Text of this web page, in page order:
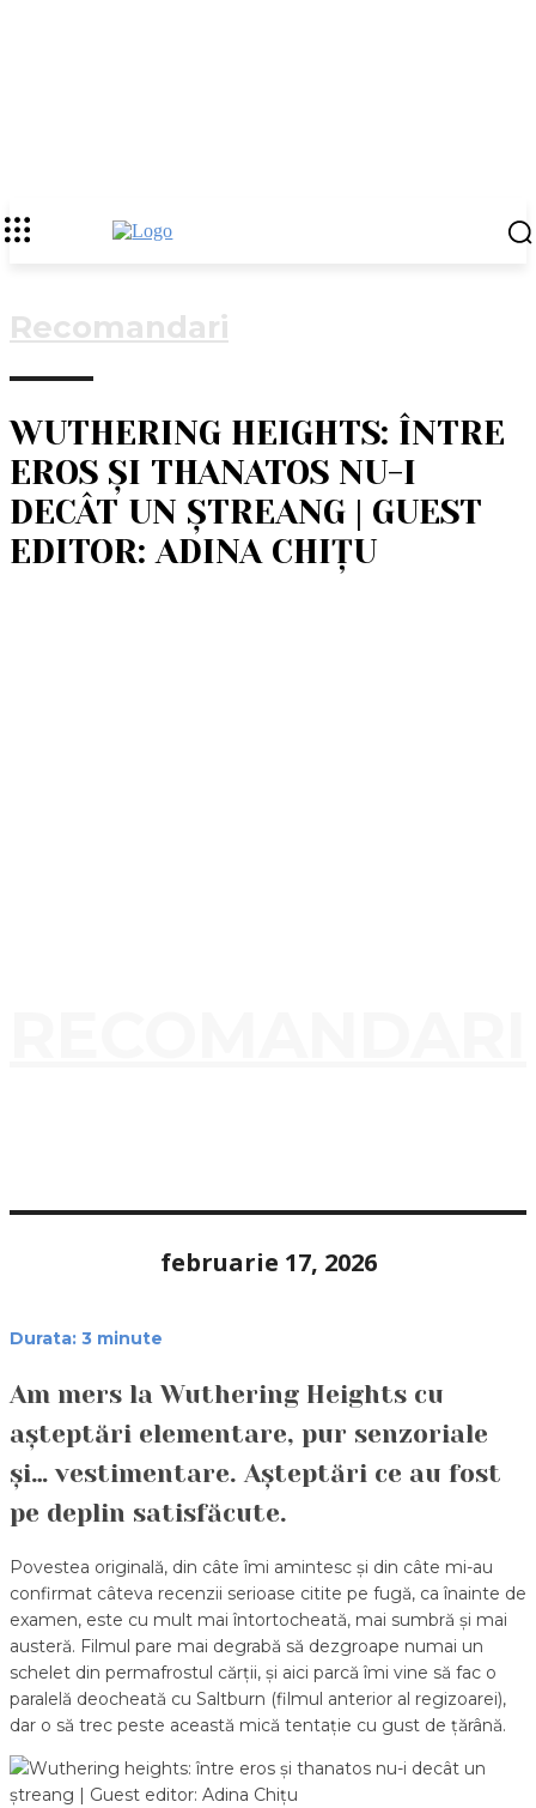
Recomandari
WUTHERING HEIGHTS: ÎNTRE
EROS ȘI THANATOS NU-I
DECÂT UN ȘTREANG | GUEST
EDITOR: ADINA CHIȚU
februarie 17, 2026
Durata: 3 minute
Am mers la Wuthering Heights cu
așteptări elementare, pur senzoriale
și… vestimentare. Așteptări ce au fost
pe deplin satisfăcute.
Povestea originală, din câte îmi amintesc și din câte mi-au
confirmat câteva recenzii serioase citite pe fugă, ca înainte de
examen, este cu mult mai întortocheată, mai sumbră și mai
austeră. Filmul pare mai degrabă să dezgroape numai un
schelet din permafrostul cărții, și aici parcă îmi vine să fac o
paralelă deocheată cu Saltburn (filmul anterior al regizoarei),
dar o să trec peste această mică tentație cu gust de țărână.